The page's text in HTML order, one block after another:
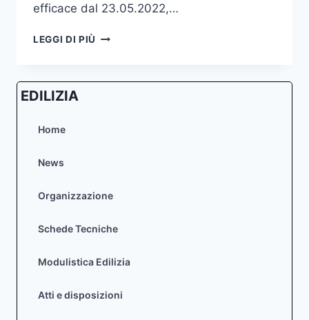
efficace dal 23.05.2022,…
LEGGI DI PIÙ PIANO
IN
EDILIZIA
Home
News
Organizzazione
Schede Tecniche
Modulistica Edilizia
Atti e disposizioni